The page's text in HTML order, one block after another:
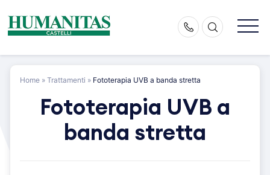
content
Home » Trattamenti » Fototerapia UVB a banda stretta
Fototerapia UVB a
banda stretta